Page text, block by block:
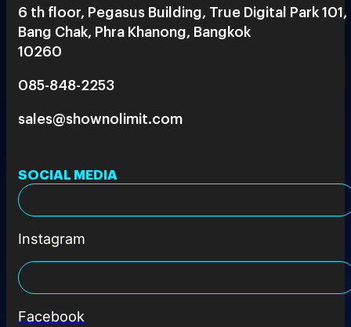
6 th floor, Pegasus Building, True Digital Park 101,
Bang Chak, Phra Khanong, Bangkok
10260
085-848-2253
sales@shownolimit.com
SOCIAL MEDIA
Instagram
Facebook